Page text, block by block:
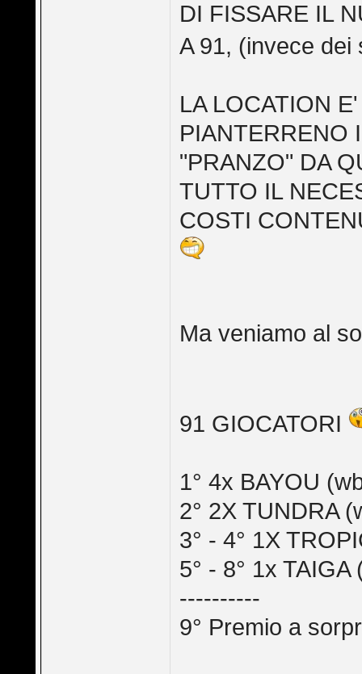
DI FISSARE IL
A 91, (invece
LA LOCATION
PIANTERRENO
"PRANZO" DA
TUTTO IL
COSTI
Ma veniamo al
91 GIOCATORI
1° 4x BAYOU
2° 2X TUNDRA
3° - 4° 1X
5° - 8° 1x TAIGA
----------
9° Premio a